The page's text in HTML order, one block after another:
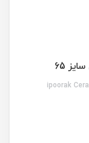
65
ipoorak